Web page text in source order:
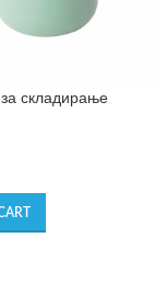
складирање